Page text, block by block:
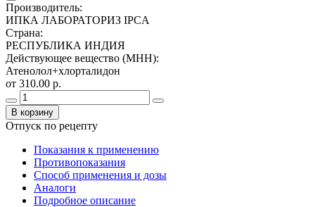
Производитель:
ИПКА ЛАБОРАТОРИЗ IPCA
Страна:
РЕСПУБЛИКА ИНДИЯ
Действующее вещество (МНН):
Атенолол+хлорталидон
от 310.00 р.
В корзину
Отпуск по рецепту
Показания к применению
Противопоказания
Способ применения и дозы
Аналоги
Подробное описание